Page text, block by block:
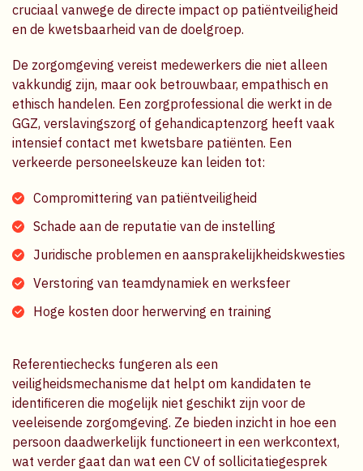
cruciaal vanwege de directe impact op patiëntveiligheid
en de kwetsbaarheid van de doelgroep.
De zorgomgeving vereist medewerkers die niet alleen
vakkundig zijn, maar ook betrouwbaar, empathisch en
ethisch handelen. Een zorgprofessional die werkt in de
GGZ, verslavingszorg of gehandicaptenzorg heeft vaak
intensief contact met kwetsbare patiënten. Een
verkeerde personeelskeuze kan leiden tot:
Compromittering van patiëntveiligheid
Schade aan de reputatie van de instelling
Juridische problemen en aansprakelijkheidskwesties
Verstoring van teamdynamiek en werksfeer
Hoge kosten door herwerving en training
Referentiechecks fungeren als een
veiligheidsmechanisme dat helpt om kandidaten te
identificeren die mogelijk niet geschikt zijn voor de
veeleisende zorgomgeving. Ze bieden inzicht in hoe een
persoon daadwerkelijk functioneert in een werkcontext,
wat verder gaat dan wat een CV of sollicitatiegesprek